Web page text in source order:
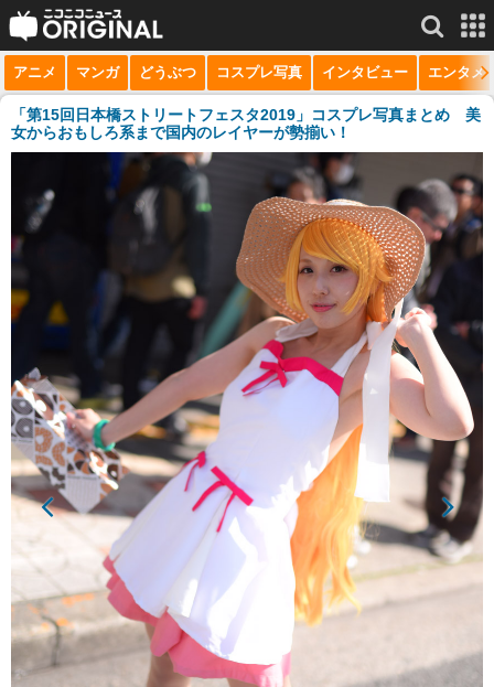
サービス一覧 もっと見る
niconico
生放送
ニコニコQ
アニメ マンガ どうぶつ コスプレ写真 インタビュー エンタメ
「第15回日本橋ストリートフェスタ2019」コスプレ写真まとめ 美
女からおもしろ系まで国内のレイヤーが勢揃い！